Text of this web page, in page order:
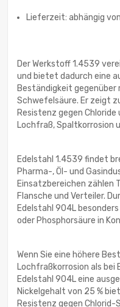
Lieferzeit: abhängig
Der Werkstoff 1.4539
und bietet dadurch eine
Beständigkeit gegenüber
Schwefelsäure. Er zeigt
Resistenz gegen
Lochfraß, Spaltkorrosion
Edelstahl 1.4539 findet
Pharma-, Öl- und
Einsatzbereichen zählen
Flansche und Verteiler.
Edelstahl 904L
oder Phosphorsäure in
Wenn Sie eine höhere
Lochfraßkorrosion als bei
Edelstahl 904L eine
Nickelgehalt von 25 %
Resistenz gegen Chlorid-